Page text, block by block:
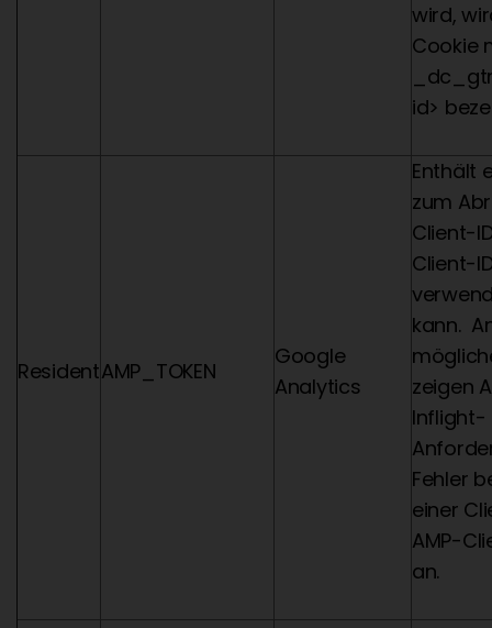
wird,
Cookie
id>
ResidentAMP_TOKEN
Google
Analytics
Enthält
zum
Client-
Client-
kann.
zeigen
Inflight-
Fehler
einer
AMP-
an.